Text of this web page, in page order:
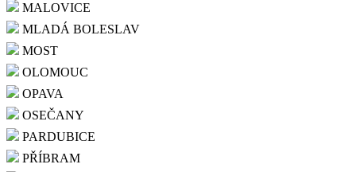
MALOVICE
MLADÁ BOLESLAV
MOST
OLOMOUC
OPAVA
OSEČANY
PARDUBICE
PŘÍBRAM